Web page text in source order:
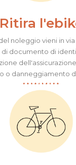
Ritira
noleggio vieni in via
di documento di
o danneggiamento